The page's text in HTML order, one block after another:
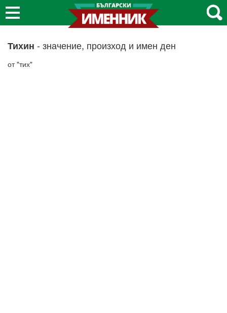
Тихин - значение, произход и имен ден
от "тих"